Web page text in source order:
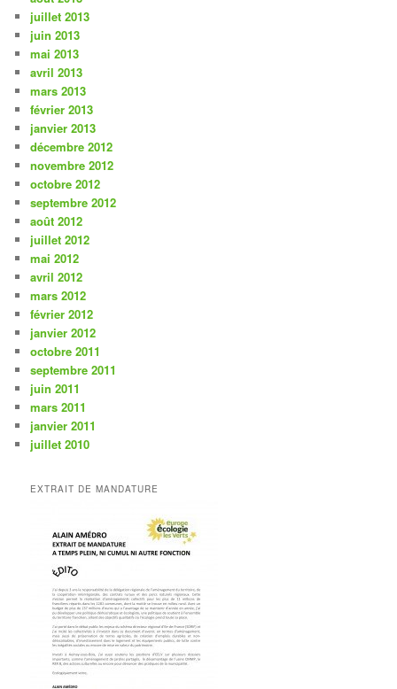
juillet 2013
juin 2013
mai 2013
avril 2013
mars 2013
février 2013
janvier 2013
décembre 2012
novembre 2012
octobre 2012
septembre 2012
août 2012
juillet 2012
mai 2012
avril 2012
mars 2012
février 2012
janvier 2012
octobre 2011
septembre 2011
juin 2011
mars 2011
janvier 2011
juillet 2010
EXTRAIT DE MANDATURE